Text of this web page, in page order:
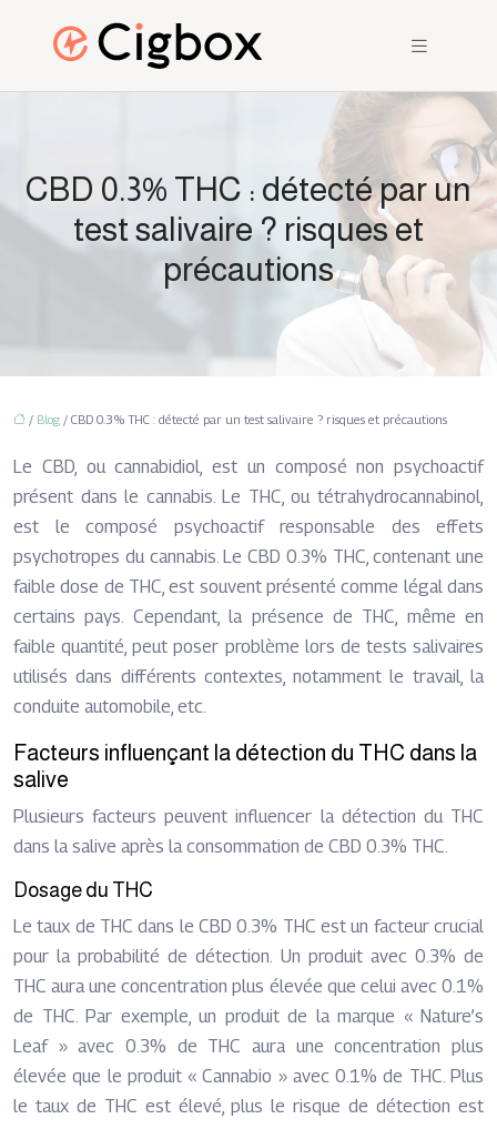
CBD 0.3% THC : détecté par un
test salivaire ? risques et
précautions
/ Blog / CBD 0.3% THC : détecté par un test salivaire ? risques et précautions
Le CBD, ou cannabidiol, est un composé non psychoactif
présent dans le cannabis. Le THC, ou tétrahydrocannabinol,
est le composé psychoactif responsable des effets
psychotropes du cannabis. Le CBD 0.3% THC, contenant une
faible dose de THC, est souvent présenté comme légal dans
certains pays. Cependant, la présence de THC, même en
faible quantité, peut poser problème lors de tests salivaires
utilisés dans différents contextes, notamment le travail, la
conduite automobile, etc.
Facteurs influençant la détection du THC dans la
salive
Plusieurs facteurs peuvent influencer la détection du THC
dans la salive après la consommation de CBD 0.3% THC.
Dosage du THC
Le taux de THC dans le CBD 0.3% THC est un facteur crucial
pour la probabilité de détection. Un produit avec 0.3% de
THC aura une concentration plus élevée que celui avec 0.1%
de THC. Par exemple, un produit de la marque « Nature’s
Leaf » avec 0.3% de THC aura une concentration plus
élevée que le produit « Cannabio » avec 0.1% de THC. Plus
le taux de THC est élevé, plus le risque de détection est